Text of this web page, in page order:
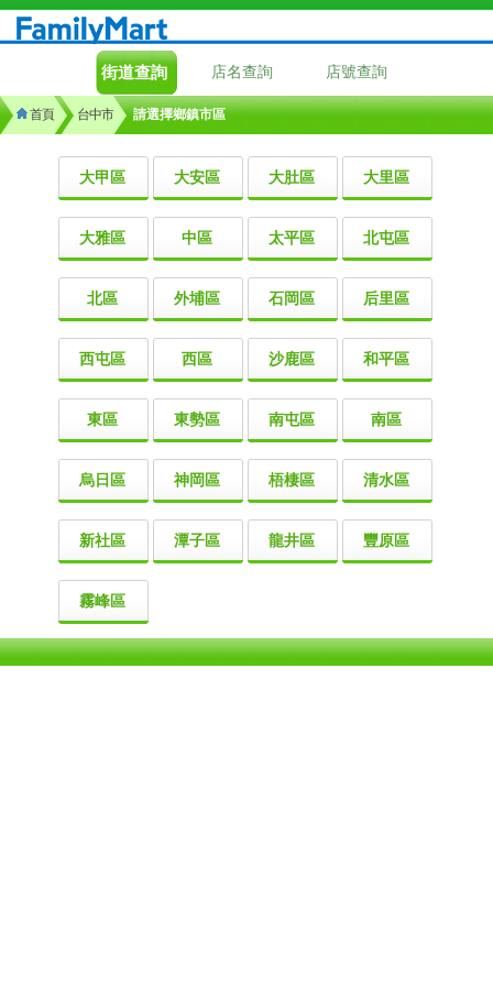
街道查詢 店名查詢 店號查詢
首頁 台中市 請選擇鄉鎮市區
大甲區 大安區 大肚區 大里區
大雅區 中區 太平區 北屯區
北區 外埔區 石岡區 后里區
西屯區 西區 沙鹿區 和平區
東區 東勢區 南屯區 南區
烏日區 神岡區 梧棲區 清水區
新社區 潭子區 龍井區 豐原區
霧峰區